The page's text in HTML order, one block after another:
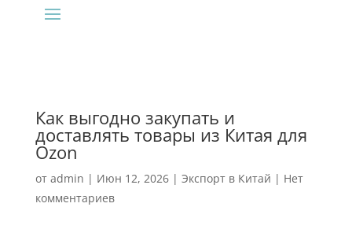
Как выгодно закупать и
доставлять товары из Китая для
Ozon
от admin | Июн 12, 2026| Экспорт в Китай | Нет
комментариев